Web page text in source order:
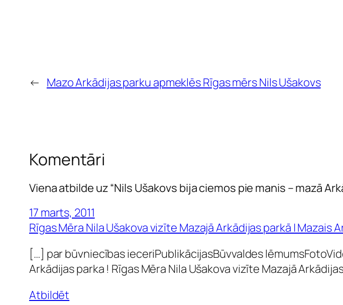
← Mazo Arkādijas parku apmeklēs Rīgas mērs Nils Ušakovs
Komentāri
Viena atbilde uz “Nils Ušakovs bija ciemos pie manis – mazā
17 marts, 2011
Rīgas Mēra Nila Ušakova vizīte Mazajā Arkādijas parkā | Mazais
[…] par būvniecības ieceriPublikācijasBūvvaldes
Arkādijas parka ! Rīgas Mēra Nila Ušakova vizīte Mazajā
Atbildēt